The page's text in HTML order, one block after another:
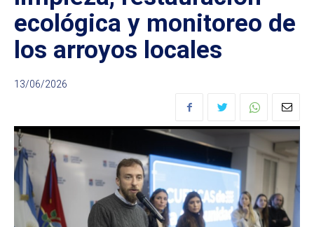
ecológica y monitoreo de
los arroyos locales
13/06/2026